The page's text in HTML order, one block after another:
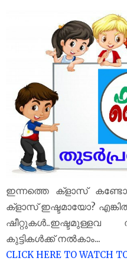
ഇന്നത്തെ ക്‌ളാസ് കണ്ടോ
ക്‌ളാസ് ഇഷ്ടമായോ?
ഷീറ്റുകൾ..ഇഷ്ടമുള്ളവ
കുട്ടികൾക്ക് നൽകാം...
CLICK HERE TO WATCH